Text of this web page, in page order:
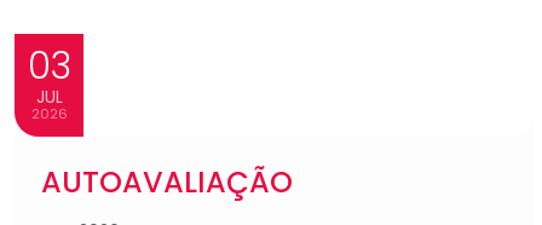
03
JUL
2026
AUTOAVALIAÇÃO